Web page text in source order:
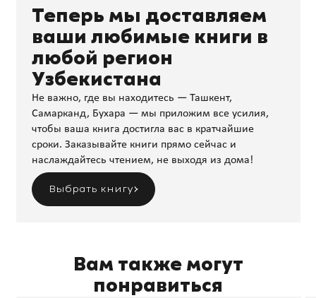
Теперь мы доставляем
ваши любимые книги в
любой регион
Узбекистана
Не важно, где вы находитесь — Ташкент,
Самарканд, Бухара — мы приложим все усилия,
чтобы ваша книга достигла вас в кратчайшие
сроки. Заказывайте книги прямо сейчас и
наслаждайтесь чтением, не выходя из дома!
Выбрать книгу
Вам также могут
понравиться